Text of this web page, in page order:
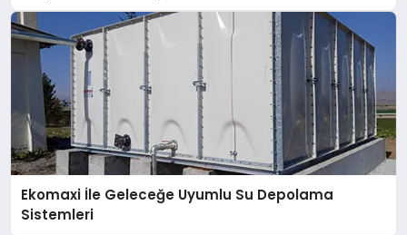
Ekomaxi İle Geleceğe Uyumlu Su Depolama
Sistemleri